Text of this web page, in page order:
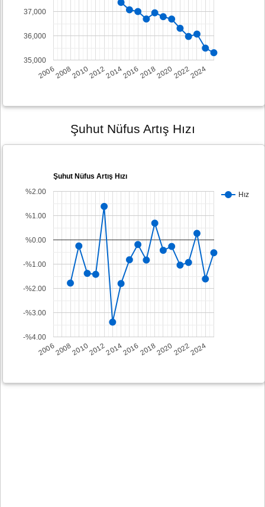
2006200820102012201420162018202020222024
35,000
36,000
37,000
Şuhut Nüfus Artış Hızı
Şuhut Nüfus Artış Hızı
Hız
2006200820102012201420162018202020222024
-%4.00
-%3.00
-%2.00
-%1.00
%0.00
%1.00
%2.00